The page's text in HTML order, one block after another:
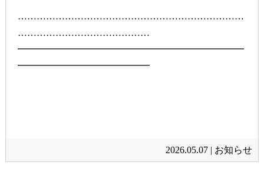
………………………………………………………………
……………………………………
━━━━━━━━━━━━━━━━━━━━━━━━
━━━━━━━━━━━━━━
2026.05.07 | お知らせ